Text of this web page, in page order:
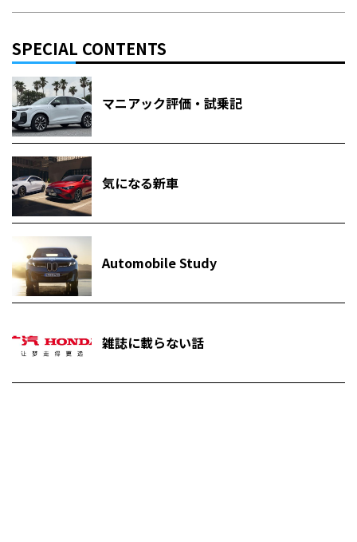
SPECIAL CONTENTS
マニアック評価・試乗記
気になる新車
Automobile Study
雑誌に載らない話